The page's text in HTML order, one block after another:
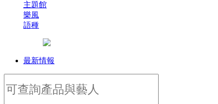
主題館
樂風
語種
最新情報